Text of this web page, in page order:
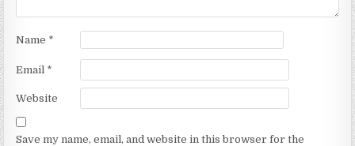
Name *
Email *
Website
Save my name, email, and website in this browser for the